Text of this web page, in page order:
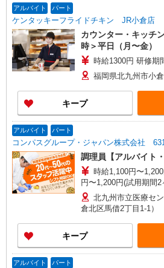
アルバイト パート
ケンタッキーフライドチキン JR小倉店
カウンター・キッチ
時＞平日（月〜金
時給1300円 研修期
福岡県北九州市小
キープ
アルバイト パート
コンパスグループ・ジャパン株式会社
調理員【アルバイト・
時給1,100円〜1,200円 試用期間中 時給
円〜1,200円(試用期間2ヶ月) 残業が発
合、残業代を1分単位
北九州市立医療セ
倉北区馬借2丁目1-1）
キープ
アルバイト パート